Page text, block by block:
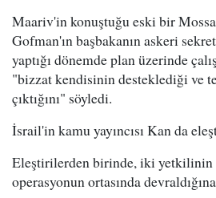
Maariv'in konuştuğu eski bir
Gofman'ın başbakanın askeri
yaptığı dönemde plan üzerinde
"bizzat kendisinin desteklediği ve
çıktığını" söyledi.
İsrail'in kamu yayıncısı Kan da
Eleştirilerden birinde, iki
operasyonun ortasında